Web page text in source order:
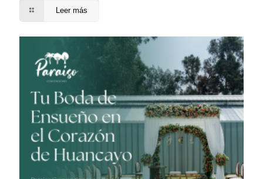
Leer más